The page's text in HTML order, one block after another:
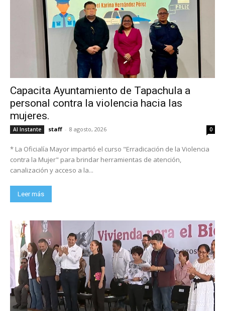
Capacita Ayuntamiento de Tapachula a
personal contra la violencia hacia las
mujeres.
Al Instante staff - 8 agosto, 2026 0
* La Oficialía Mayor impartió el curso "Erradicación de la Violencia
contra la Mujer" para brindar herramientas de atención,
canalización y acceso a la...
Leer más